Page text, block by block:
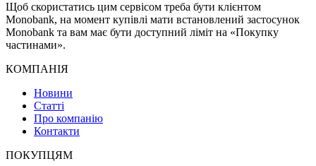
Щоб скористатись цим сервісом треба бути клієнтом
Monobank, на момент купівлі мати встановлений застосунок
Monobank та вам має бути доступний ліміт на «Покупку
частинами».
КОМПАНІЯ
Новини
Статті
Про компанію
Контакти
ПОКУПЦЯМ